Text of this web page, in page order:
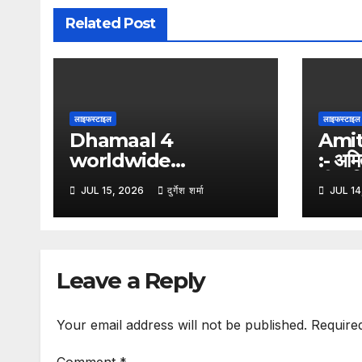
Related Post
लाइफस्टाइल
Dhamaal 4
worldwide
collection:- ‘धमाल 4’
का बॉक्स ऑफिस पर धमाका, 5
दिनों में दुनियाभर में 120 करोड़
JUL 15, 2026 दुर्गेश शर्मा
लाइफस्टाइल
:-
JUL
Leave a Reply
Your email address will not be published.